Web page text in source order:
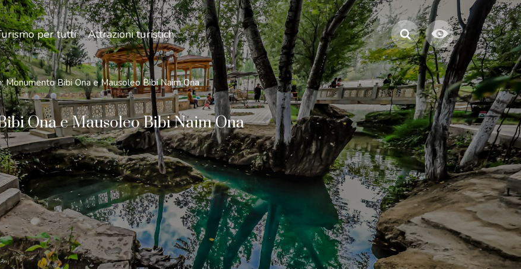
per tutti Attrazioni turistiche
Monumento Bibi Ona e Mausoleo Bibi Naim Ona
Ona e Mausoleo Bibi Naim Ona